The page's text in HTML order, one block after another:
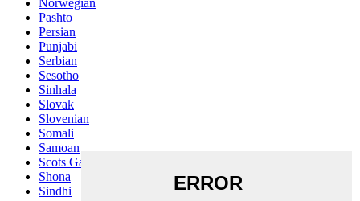
Pashto
Persian
Punjabi
Serbian
Sesotho
Sinhala
Slovak
Slovenian
Somali
Samoan
Scots Gaelic
Shona
Sindhi